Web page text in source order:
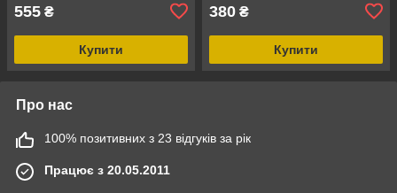
555 ₴
Купити
380 ₴
Купити
Про нас
100% позитивних з 23 відгуків за рік
Працює з 20.05.2011